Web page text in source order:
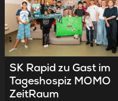
SK Rapid zu Gast im
Tageshospiz MOMO
ZeitRaum